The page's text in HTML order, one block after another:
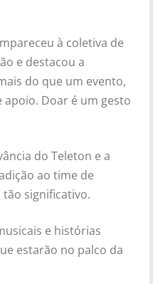
à coletiva de
e destacou a
do que um evento,
Doar é um gesto
do Teleton e a
ao time de
significativo.
e histórias
estarão no palco da